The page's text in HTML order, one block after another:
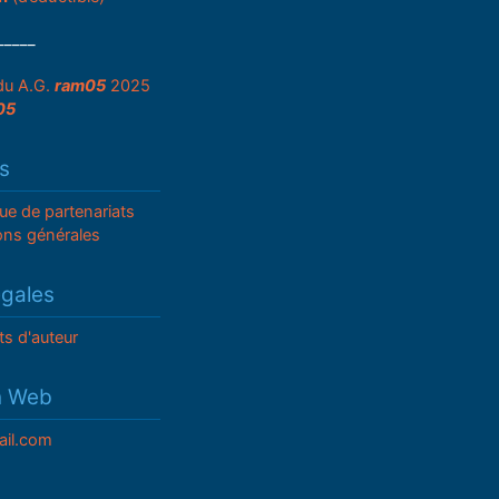
A.G. ram052025
de partenariats
générales
d'auteur
Web